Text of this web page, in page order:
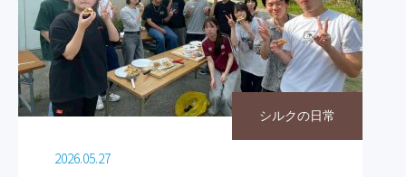
シルクの日常
2026.05.27